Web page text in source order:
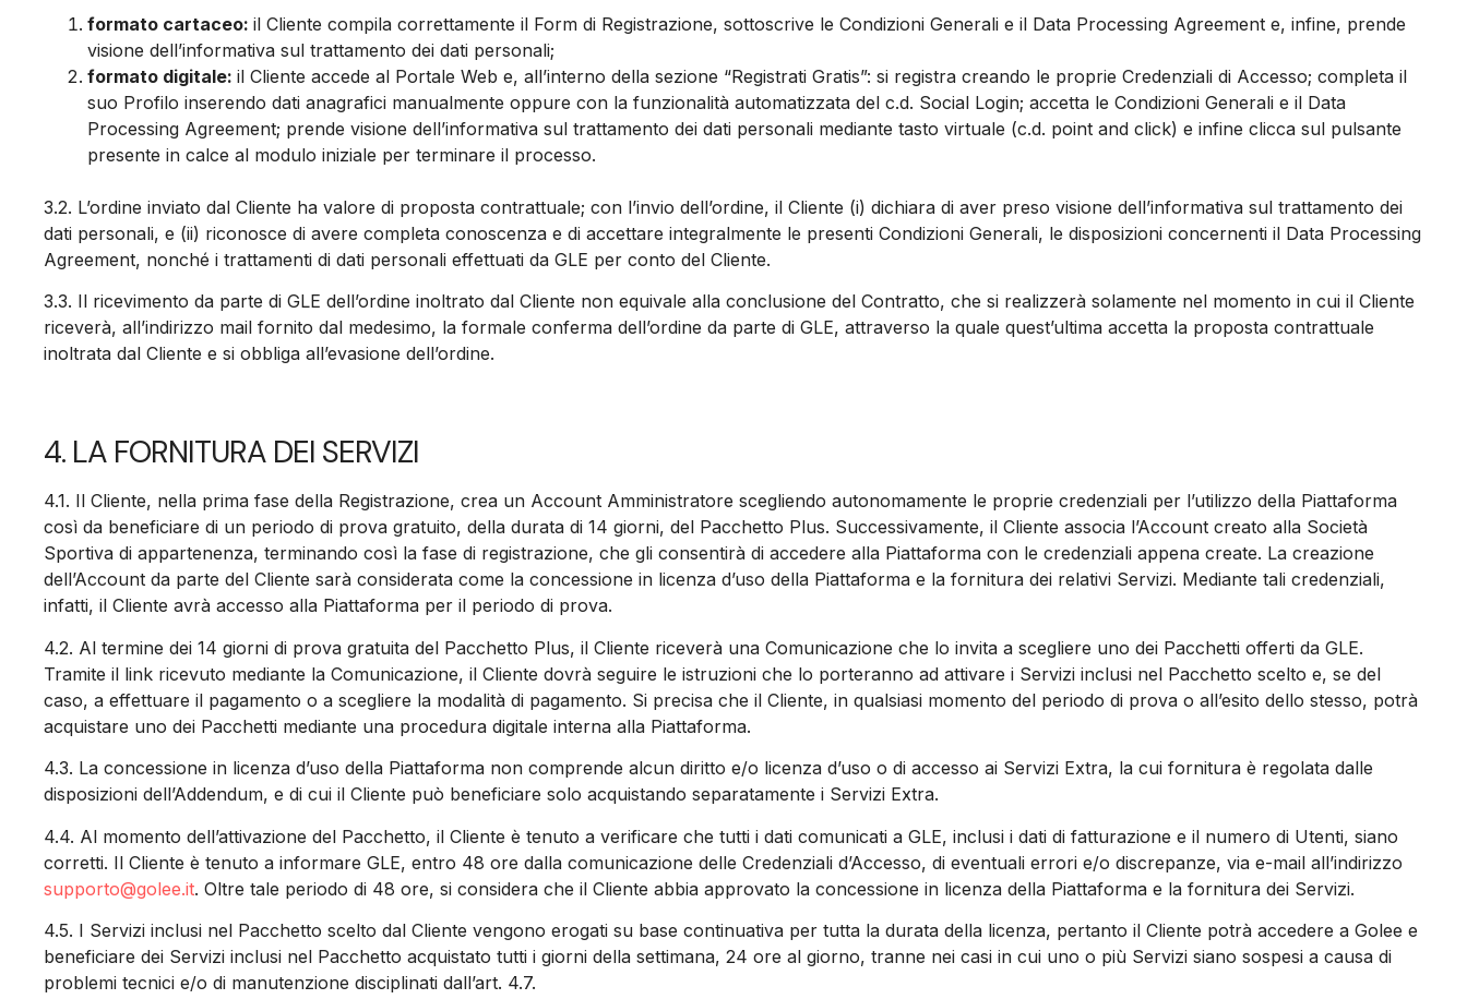
formato cartaceo: il Cliente compila correttamente il Form di Registrazione, sottoscrive le Condizioni Generali e il Data Processing Agreement e, infine, prende
visione dell’informativa sul trattamento dei dati personali;
formato digitale: il Cliente accede al Portale Web e, all’interno della sezione “Registrati Gratis”: si registra creando le proprie Credenziali di Accesso; completa il
suo Profilo inserendo dati anagrafici manualmente oppure con la funzionalità automatizzata del c.d. Social Login; accetta le Condizioni Generali e il Data
Processing Agreement; prende visione dell’informativa sul trattamento dei dati personali mediante tasto virtuale (c.d. point and click) e infine clicca sul pulsante
presente in calce al modulo iniziale per terminare il processo.
3.2. L’ordine inviato dal Cliente ha valore di proposta contrattuale; con l’invio dell’ordine, il Cliente (i) dichiara di aver preso visione dell’informativa sul trattamento dei
dati personali, e (ii) riconosce di avere completa conoscenza e di accettare integralmente le presenti Condizioni Generali, le disposizioni concernenti il Data Processing
Agreement, nonché i trattamenti di dati personali effettuati da GLE per conto del Cliente.
3.3. Il ricevimento da parte di GLE dell’ordine inoltrato dal Cliente non equivale alla conclusione del Contratto, che si realizzerà solamente nel momento in cui il Cliente
riceverà, all’indirizzo mail fornito dal medesimo, la formale conferma dell’ordine da parte di GLE, attraverso la quale quest’ultima accetta la proposta contrattuale
inoltrata dal Cliente e si obbliga all’evasione dell’ordine.
4. LA FORNITURA DEI SERVIZI
4.1. Il Cliente, nella prima fase della Registrazione, crea un Account Amministratore scegliendo autonomamente le proprie credenziali per l’utilizzo della Piattaforma
così da beneficiare di un periodo di prova gratuito, della durata di 14 giorni, del Pacchetto Plus. Successivamente, il Cliente associa l’Account creato alla Società
Sportiva di appartenenza, terminando così la fase di registrazione, che gli consentirà di accedere alla Piattaforma con le credenziali appena create. La creazione
dell’Account da parte del Cliente sarà considerata come la concessione in licenza d’uso della Piattaforma e la fornitura dei relativi Servizi. Mediante tali credenziali,
infatti, il Cliente avrà accesso alla Piattaforma per il periodo di prova.
4.2. Al termine dei 14 giorni di prova gratuita del Pacchetto Plus, il Cliente riceverà una Comunicazione che lo invita a scegliere uno dei Pacchetti offerti da GLE.
Tramite il link ricevuto mediante la Comunicazione, il Cliente dovrà seguire le istruzioni che lo porteranno ad attivare i Servizi inclusi nel Pacchetto scelto e, se del
caso, a effettuare il pagamento o a scegliere la modalità di pagamento. Si precisa che il Cliente, in qualsiasi momento del periodo di prova o all’esito dello stesso, potrà
acquistare uno dei Pacchetti mediante una procedura digitale interna alla Piattaforma.
4.3. La concessione in licenza d’uso della Piattaforma non comprende alcun diritto e/o licenza d’uso o di accesso ai Servizi Extra, la cui fornitura è regolata dalle
disposizioni dell’Addendum, e di cui il Cliente può beneficiare solo acquistando separatamente i Servizi Extra.
4.4. Al momento dell’attivazione del Pacchetto, il Cliente è tenuto a verificare che tutti i dati comunicati a GLE, inclusi i dati di fatturazione e il numero di Utenti, siano
corretti. Il Cliente è tenuto a informare GLE, entro 48 ore dalla comunicazione delle Credenziali d’Accesso, di eventuali errori e/o discrepanze, via e-mail all’indirizzo
supporto@golee.it. Oltre tale periodo di 48 ore, si considera che il Cliente abbia approvato la concessione in licenza della Piattaforma e la fornitura dei Servizi.
4.5. I Servizi inclusi nel Pacchetto scelto dal Cliente vengono erogati su base continuativa per tutta la durata della licenza, pertanto il Cliente potrà accedere a Golee e
beneficiare dei Servizi inclusi nel Pacchetto acquistato tutti i giorni della settimana, 24 ore al giorno, tranne nei casi in cui uno o più Servizi siano sospesi a causa di
problemi tecnici e/o di manutenzione disciplinati dall’art. 4.7.